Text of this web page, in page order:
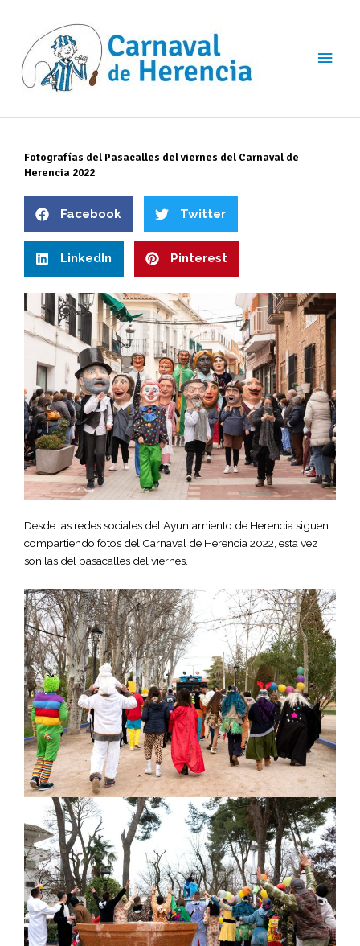
contenido
Fotografías del Pasacalles del viernes del Carnaval de
Herencia 2022
Facebook Twitter
LinkedIn Pinterest
Desde las redes sociales del Ayuntamiento de Herencia siguen
compartiendo fotos del Carnaval de Herencia 2022, esta vez
son las del pasacalles del viernes.